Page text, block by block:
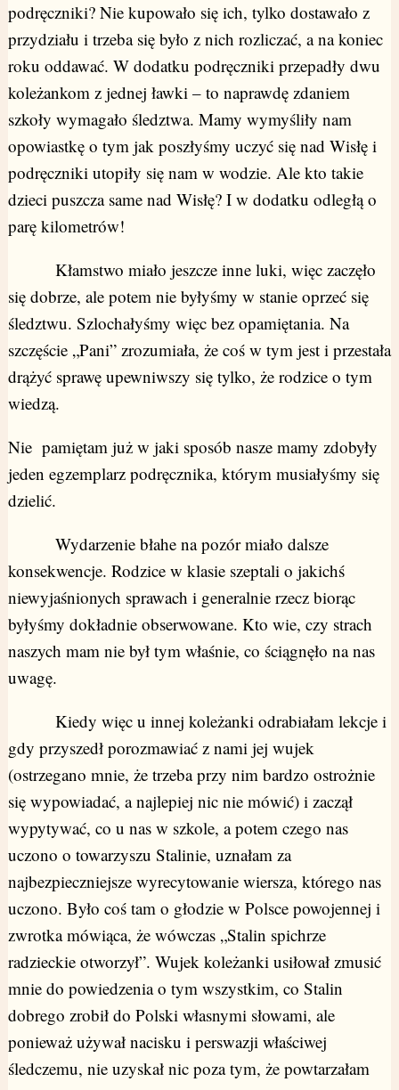
podręczniki? Nie kupowało się ich, tylko dostawało z
przydziału i trzeba się było z nich rozliczać, a na koniec
roku oddawać. W dodatku podręczniki przepadły dwu
koleżankom z jednej ławki – to naprawdę zdaniem
szkoły wymagało śledztwa. Mamy wymyśliły nam
opowiastkę o tym jak poszłyśmy uczyć się nad Wisłę i
podręczniki utopiły się nam w wodzie. Ale kto takie
dzieci puszcza same nad Wisłę? I w dodatku odległą o
parę kilometrów!
Kłamstwo miało jeszcze inne luki, więc zaczęło
się dobrze, ale potem nie byłyśmy w stanie oprzeć się
śledztwu. Szlochałyśmy więc bez opamiętania. Na
szczęście „Pani” zrozumiała, że coś w tym jest i przestała
drążyć sprawę upewniwszy się tylko, że rodzice o tym
wiedzą.
Nie pamiętam już w jaki sposób nasze mamy zdobyły
jeden egzemplarz podręcznika, którym musiałyśmy się
dzielić.
Wydarzenie błahe na pozór miało dalsze
konsekwencje. Rodzice w klasie szeptali o jakichś
niewyjaśnionych sprawach i generalnie rzecz biorąc
byłyśmy dokładnie obserwowane. Kto wie, czy strach
naszych mam nie był tym właśnie, co ściągnęło na nas
uwagę.
Kiedy więc u innej koleżanki odrabiałam lekcje i
gdy przyszedł porozmawiać z nami jej wujek
(ostrzegano mnie, że trzeba przy nim bardzo ostrożnie
się wypowiadać, a najlepiej nic nie mówić) i zaczął
wypytywać, co u nas w szkole, a potem czego nas
uczono o towarzyszu Stalinie, uznałam za
najbezpieczniejsze wyrecytowanie wiersza, którego nas
uczono. Było coś tam o głodzie w Polsce powojennej i
zwrotka mówiąca, że wówczas „Stalin spichrze
radzieckie otworzył”. Wujek koleżanki usiłował zmusić
mnie do powiedzenia o tym wszystkim, co Stalin
dobrego zrobił do Polski własnymi słowami, ale
ponieważ używał nacisku i perswazji właściwej
śledczemu, nie uzyskał nic poza tym, że powtarzałam